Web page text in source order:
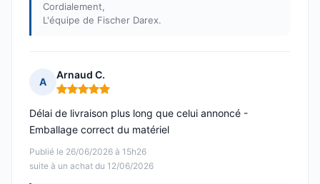
Cordialement,
L'équipe de Fischer Darex.
A
Arnaud C.
Note : 5 sur 5
Publié le 26/06/2026 à 15h26
suite à un achat du 12/06/2026
Délai de livraison plus long que celui annoncé -
Emballage correct du matériel